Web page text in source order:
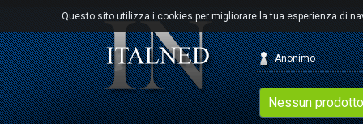
Questo sito utilizza i cookies per migliorare la tua esperienza di
Nessun
Anonimo